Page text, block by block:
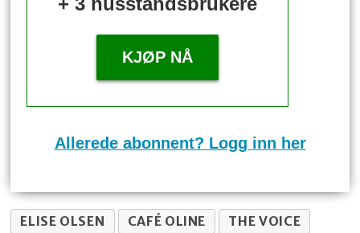
KJØP NÅ
Allerede abonnent? Logg inn her
ELISE OLSEN CAFÉ OLINE
THE VOICE